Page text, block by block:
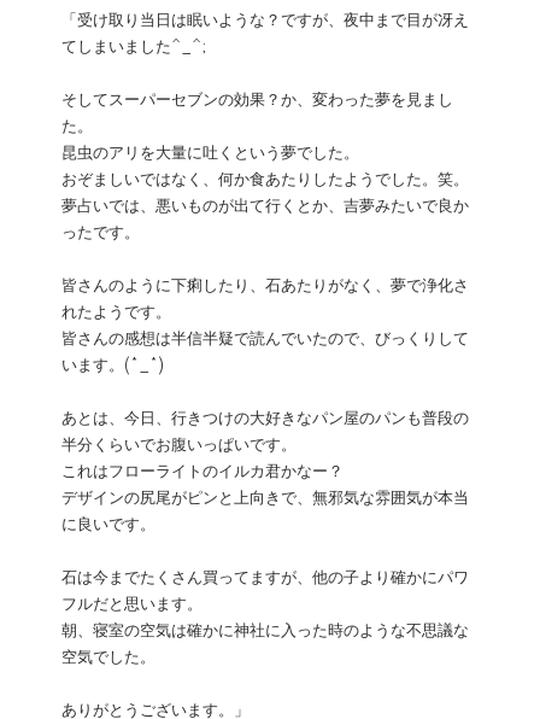
「受け取り当日は眠いような？ですが、夜中まで目が冴え
てしまいました^_^;
そしてスーパーセブンの効果？か、変わった夢を見まし
た。
昆虫のアリを大量に吐くという夢でした。
おぞましいではなく、何か食あたりしたようでした。笑。
夢占いでは、悪いものが出て行くとか、吉夢みたいで良か
ったです。
皆さんのように下痢したり、石あたりがなく、夢で浄化さ
れたようです。
皆さんの感想は半信半疑で読んでいたので、びっくりして
います。(*_*)
あとは、今日、行きつけの大好きなパン屋のパンも普段の
半分くらいでお腹いっぱいです。
これはフローライトのイルカ君かなー？
デザインの尻尾がピンと上向きで、無邪気な雰囲気が本当
に良いです。
石は今までたくさん買ってますが、他の子より確かにパワ
フルだと思います。
朝、寝室の空気は確かに神社に入った時のような不思議な
空気でした。
ありがとうございます。」